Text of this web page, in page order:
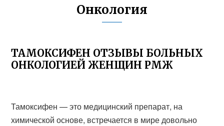
Онкология
ТАМОКСИФЕН ОТЗЫВЫ БОЛЬНЫХ
ОНКОЛОГИЕЙ ЖЕНЩИН РМЖ
Тамоксифен — это медицинский препарат, на
химической основе, встречается в мире довольно